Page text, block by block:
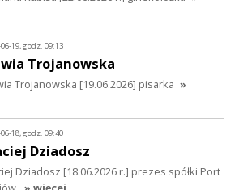
19, godz. 09:13
Trojanowska
Trojanowska [19.06.2026] pisarka »
18, godz. 09:40
Dziadosz
Dziadosz [18.06.2026 r.] prezes spółki Port